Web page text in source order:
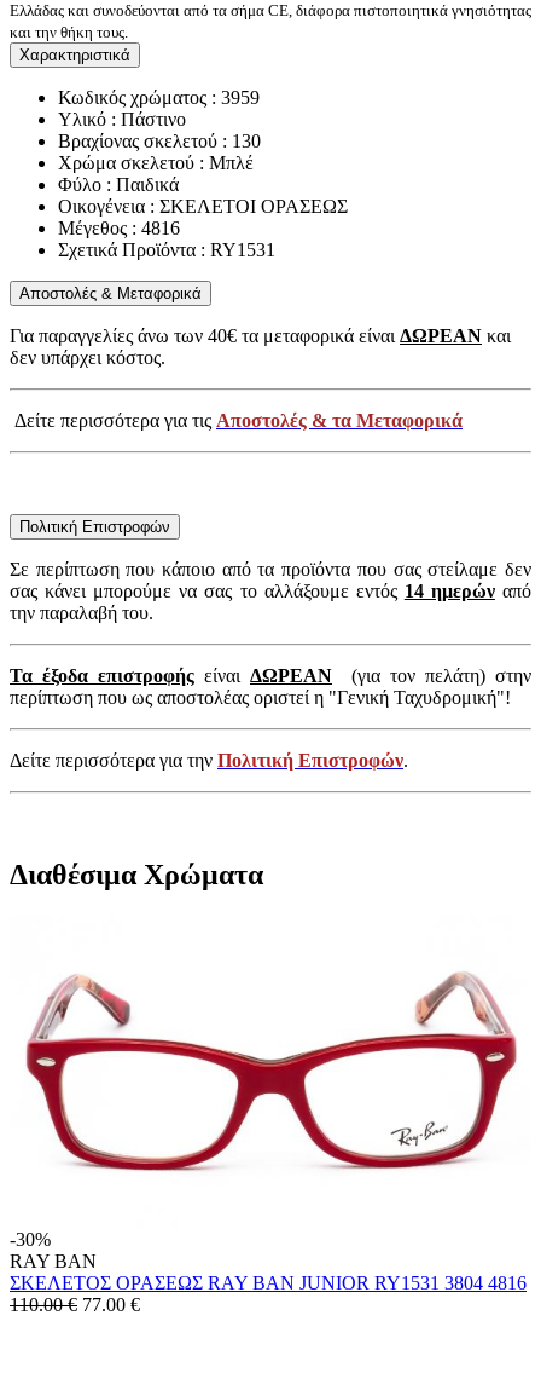
Ελλάδας και συνοδεύονται από τα σήμα CE, διάφορα πιστοποιητικά γνησιότητας
και την θήκη τους.
Χαρακτηριστικά
Κωδικός χρώματος : 3959
Υλικό : Πάστινο
Βραχίονας σκελετού : 130
Χρώμα σκελετού : Μπλέ
Φύλο : Παιδικά
Οικογένεια : ΣΚΕΛΕΤΟΙ ΟΡΑΣΕΩΣ
Μέγεθος : 4816
Σχετικά Προϊόντα : RY1531
Αποστολές & Μεταφορικά
Για παραγγελίες άνω των 40€ τα μεταφορικά είναιΔΩΡΕΑΝ και
δεν υπάρχει κόστος.
Δείτε περισσότερα για τις Αποστολές & τα Μεταφορικά
Πολιτική Επιστροφών
Σε περίπτωση που κάποιο από τα προϊόντα που σας στείλαμε δεν
σας κάνει μπορούμε να σας το αλλάξουμε εντός 14 ημερώναπό
την παραλαβή του.
Τα έξοδα επιστροφής είναι ΔΩΡΕΑΝ (για τον πελάτη) στην
περίπτωση που ως αποστολέας οριστεί η "Γενική Ταχυδρομική"!
Δείτε περισσότερα για την Πολιτική Επιστροφών.
Διαθέσιμα Χρώματα
-30%
RAY BAN
ΣΚΕΛΕΤΟΣ ΟΡΑΣΕΩΣ RAY BAN JUNIOR RY1531 3804 4816
110.00 € 77.00 €